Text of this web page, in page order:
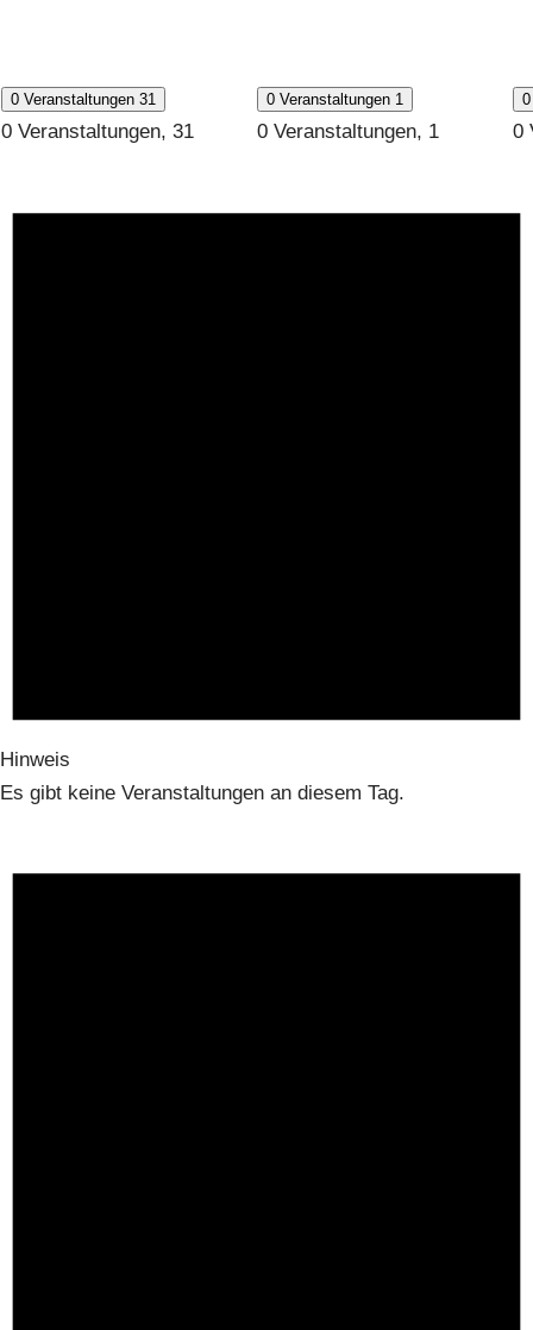
0 Veranstaltungen 31
0 Veranstaltungen, 31
0 Veranstaltungen 1
0 Veranstaltungen, 1 0
Hinweis
Es gibt keine Veranstaltungen an diesem Tag.